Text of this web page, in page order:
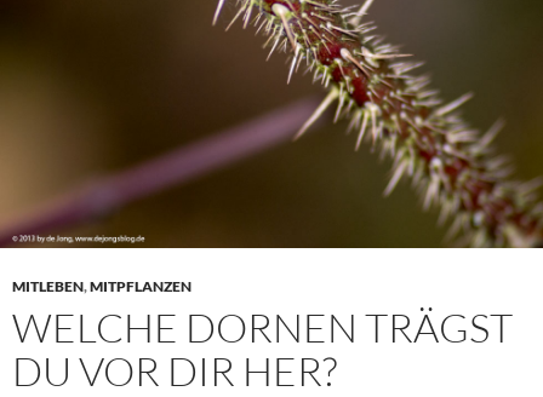
MITLEBEN,MITPFLANZEN
WELCHE DORNEN TRÄGST
DU VOR DIR HER?